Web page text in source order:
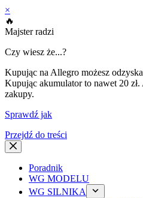
×
🔥
Majster radzi
Czy wiesz że...?
Kupując na Allegro możesz
Kupując akumulator to nawet 20
zakupy.
Sprawdź jak
Przejdź do treści
Poradnik
WG MODELU
WG SILNIKA